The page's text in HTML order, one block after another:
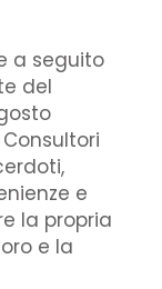
a seguito
del
e
la propria
e la